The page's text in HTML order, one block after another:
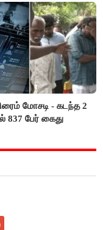
மோசடி - கடந்த 2
837 பேர் கைது